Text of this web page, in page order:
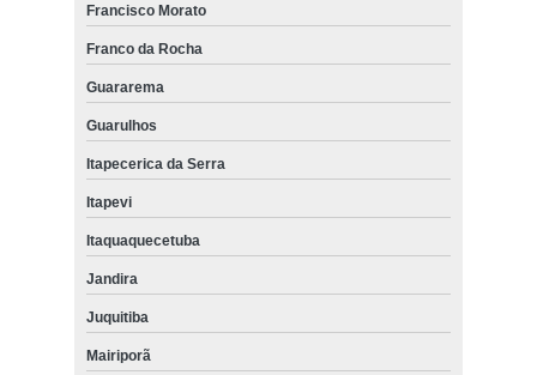
Francisco Morato
Franco da Rocha
Guararema
Guarulhos
Itapecerica da Serra
Itapevi
Itaquaquecetuba
Jandira
Juquitiba
Mairiporã